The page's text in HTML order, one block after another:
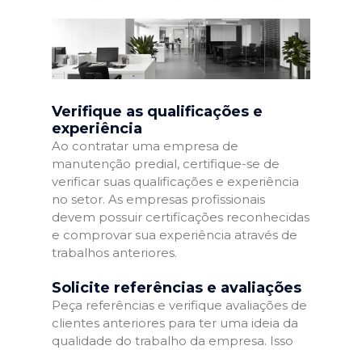
Verifique as qualificações e
experiência
Ao contratar uma empresa de
manutenção predial, certifique-se de
verificar suas qualificações e experiência
no setor. As empresas profissionais
devem possuir certificações reconhecidas
e comprovar sua experiência através de
trabalhos anteriores.
Solicite referências e avaliações
Peça referências e verifique avaliações de
clientes anteriores para ter uma ideia da
qualidade do trabalho da empresa. Isso